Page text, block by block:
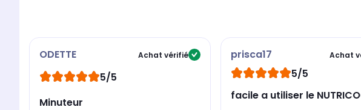
ODETTE Achat vérifié
5/5
Minuteur
prisca17 Achat
5/5
facile a utiliser le